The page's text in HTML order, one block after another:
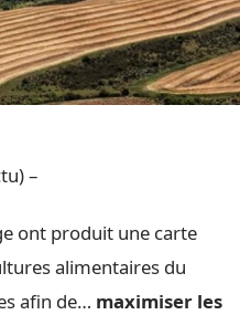
–
ont produit une carte
alimentaires du
afin de… maximiser les